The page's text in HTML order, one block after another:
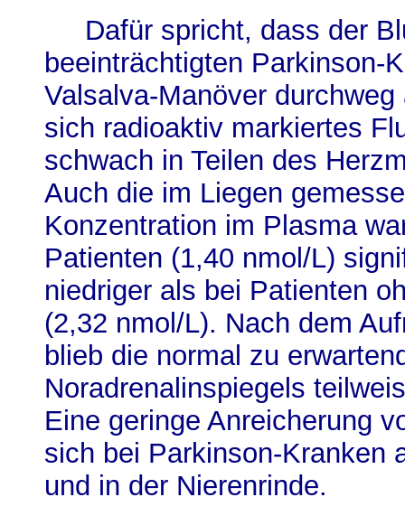
Dafür spricht, dass der
beeinträchtigten Parkinson-
Valsalva-Manöver
sich radioaktiv markiertes
schwach in Teilen des
Auch die im Liegen
Konzentration im Plasma
Patienten (1,40 nmol/L)
niedriger als bei Patienten
(2,32 nmol/L). Nach dem
blieb die normal zu
Noradrenalinspiegels
Eine geringe Anreicherung
sich bei Parkinson-Kranken
und in der Nierenrinde.